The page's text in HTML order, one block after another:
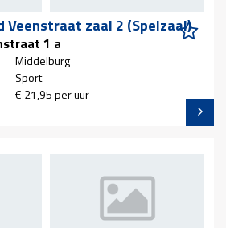
Veenstraat zaal 2 (Spelzaal)
1 a
Middelburg
Sport
€ 21,95 per uur